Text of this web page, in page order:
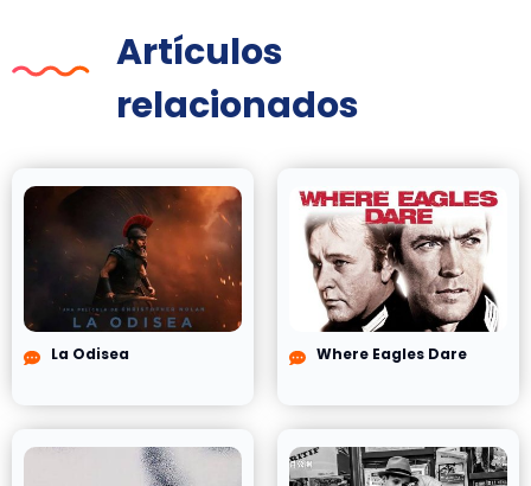
Artículos
relacionados
La Odisea Where Eagles Dare